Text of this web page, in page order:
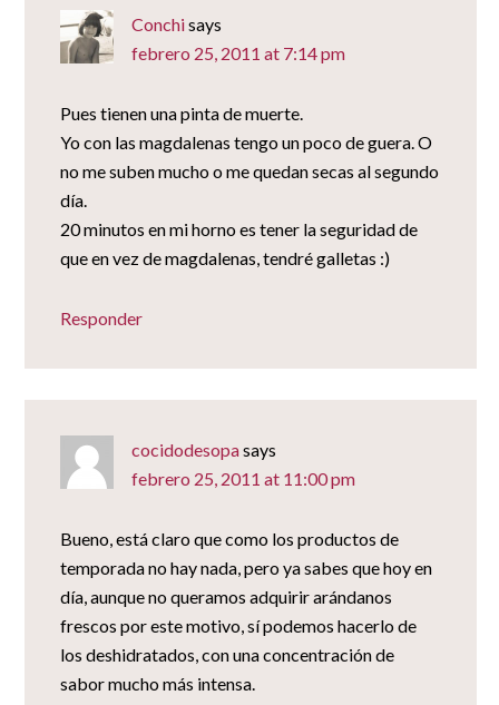
Conchisays
febrero 25, 2011 at 7:14 pm
Pues tienen una pinta de muerte.
Yo con las magdalenas tengo un poco de guera. O
no me suben mucho o me quedan secas al segundo
día.
20 minutos en mi horno es tener la seguridad de
que en vez de magdalenas, tendré galletas :)
Responder
cocidodesopasays
febrero 25, 2011 at 11:00 pm
Bueno, está claro que como los productos de
temporada no hay nada, pero ya sabes que hoy en
día, aunque no queramos adquirir arándanos
frescos por este motivo, sí podemos hacerlo de
los deshidratados, con una concentración de
sabor mucho más intensa.